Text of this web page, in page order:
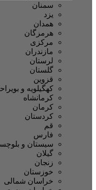
سمنان
یزد
همدان
هرمزگان
مرکزی
مازندران
لرستان
گلستان
قزوین
کهگیلویه و
کرمانشاه
کرمان
کردستان
قم
فارس
سیستان و
گیلان
زنجان
خوزستان
خراسان شمالی